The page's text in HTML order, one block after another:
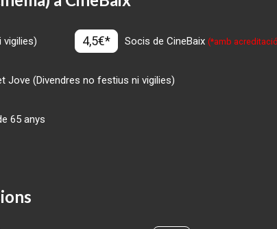
vigilies) 4,5€* Socis de CineBaix(*amb
Jove (Divendres no festius ni vigilies)
65 anys